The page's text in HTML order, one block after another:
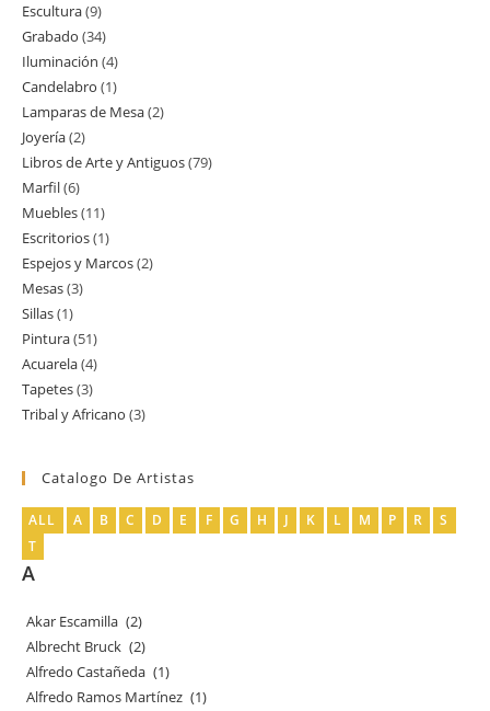
productos
Escultura 99
productos
Grabado 3434
productos
Iluminación 44
productos
Candelabro 11
producto
Lamparas de Mesa 22
Joyería 22
productos
Libros de Arte y Antiguos 7979
Marfil 66
productos
Muebles 1111
productos
Escritorios 11
producto
Espejos y Marcos 22
Mesas 33
Sillas 11
producto
Pintura 5151
productos
Acuarela 44
productos
Tapetes 33
productos
Tribal y Africano 33
Catalogo De Artistas
ALL A B C D E F G H J K L M P R
S
T
A
Akar Escamilla (2)
Albrecht Bruck (2)
Alfredo Castañeda (1)
Alfredo Ramos Martínez (1)